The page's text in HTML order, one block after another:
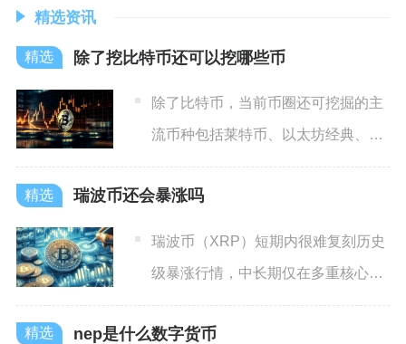
精选资讯
除了挖比特币还可以挖哪些币
除了比特币，当前币圈还可挖掘的主
流币种包括莱特币、以太坊经典、门
罗币、狗狗币、渡鸦币与Zc
瑞波币还会暴涨吗
瑞波币（XRP）短期内很难复刻历史
级暴涨行情，中长期仅在多重核心利
好集中落地的极端情景下才
nep是什么数字货币